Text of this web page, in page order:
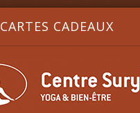
YOGA & BIEN-ÊTRE
CARTES CADEAUX